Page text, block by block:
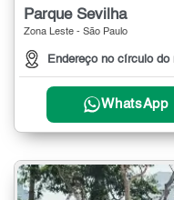
Parque Sevilha
Zona Leste - São Paulo
Endereço no círculo do
WhatsApp